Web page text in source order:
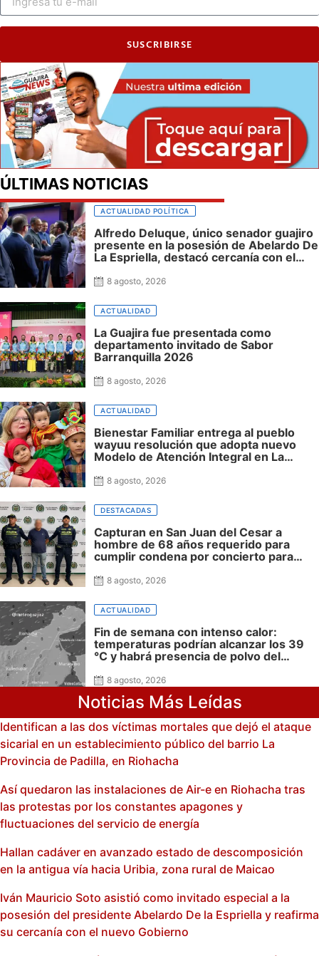
SUSCRIBIRSE
ÚLTIMAS NOTICIAS
ACTUALIDAD POLÍTICA
Alfredo Deluque, único senador guajiro
presente en la posesión de Abelardo De
La Espriella, destacó cercanía con el
para La Guajira
8 agosto, 2026
ACTUALIDAD
La Guajira fue presentada como
departamento invitado de Sabor
Barranquilla 2026
8 agosto, 2026
ACTUALIDAD
Bienestar Familiar entrega al pueblo
wayuu resolución que adopta nuevo
Modelo de Atención Integral en La
8 agosto, 2026
DESTACADAS
Capturan en San Juan del Cesar a
hombre de 68 años requerido para
cumplir condena por concierto para
8 agosto, 2026
ACTUALIDAD
Fin de semana con intenso calor:
temperaturas podrían alcanzar los 39
°C y habrá presencia de polvo del
8 agosto, 2026
Noticias Más Leídas
Identifican a las dos víctimas mortales que dejó el ataque
sicarial en un establecimiento público del barrio La
Provincia de Padilla, en Riohacha
Así quedaron las instalaciones de Air-e en Riohacha tras
las protestas por los constantes apagones y
fluctuaciones del servicio de energía
Hallan cadáver en avanzado estado de descomposición
en la antigua vía hacia Uribia, zona rural de Maicao
Iván Mauricio Soto asistió como invitado especial a la
posesión del presidente Abelardo De la Espriella y reafirma
su cercanía con el nuevo Gobierno